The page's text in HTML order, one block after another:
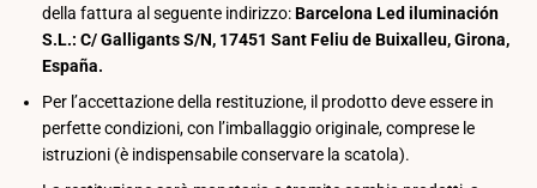
della fattura al seguente indirizzo:Barcelona Led iluminación
S.L.: C/ Galligants S/N, 17451 Sant Feliu de Buixalleu, Girona,
España.
Per l’accettazione della restituzione, il prodotto deve essere in
perfette condizioni, con l’imballaggio originale, comprese le
istruzioni (è indispensabile conservare la scatola).